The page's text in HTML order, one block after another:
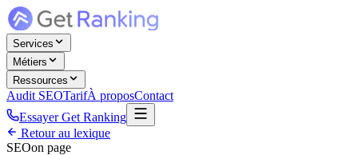
Services
Métiers
Ressources
Audit SEOTarifÀ proposContact
Essayer Get Ranking
Retour au lexique
SEOon page